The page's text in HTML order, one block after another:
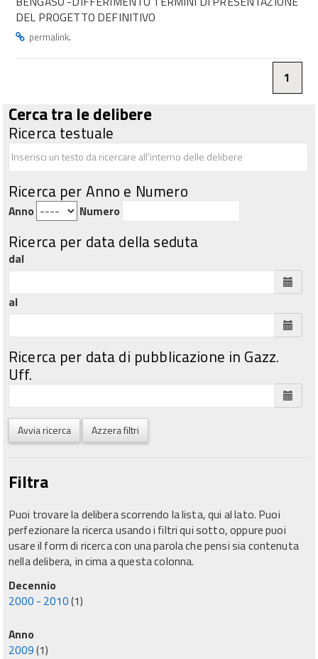
DEL PROGETTO DEFINITIVO
permalink.
1
Cerca tra le delibere
Ricerca testuale
Ricerca per Anno e Numero
Anno Numero
Ricerca per data della seduta
dal
al
Ricerca per data di pubblicazione in Gazz.
Uff.
Avvia ricerca Azzera filtri
Filtra
Puoi trovare la delibera scorrendo la lista, qui al lato. Puoi
perfezionare la ricerca usando i filtri qui sotto, oppure puoi
usare il form di ricerca con una parola che pensi sia contenuta
nella delibera, in cima a questa colonna.
Decennio
2000 - 2010(1)
Anno
2009(1)